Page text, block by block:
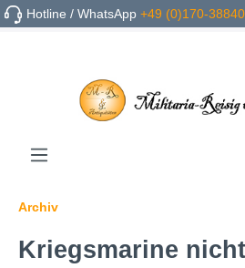
Hotline / WhatsApp+49 (0)170-
Archiv
Kriegsmarine